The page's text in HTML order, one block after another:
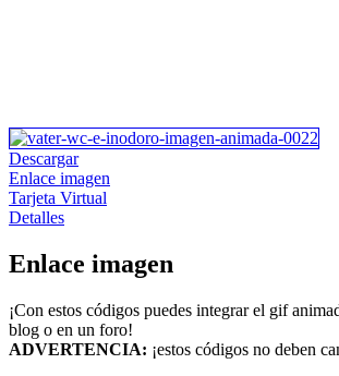
Descargar
Enlace imagen
Tarjeta Virtual
Detalles
Enlace imagen
¡Con estos códigos puedes integrar el gif
blog o en un foro!
ADVERTENCIA: ¡estos códigos no deben